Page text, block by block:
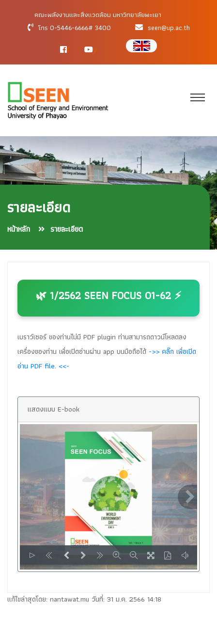
คณะพลังงานและสิ่งแวดล้อม มหาวิทยาลัยพะเยา
โทร 0-5446-6666# 3400
seen@up.ac.th
f y
รายละเอียด
หน้าหลัก รายละเอียด
🌿 1/2562 SEEN FOCUS 01-62 ⚡
เบราว์เซอร์ ของท่านไม่มี PDF plugin ท่านสามารถดาวน์โหลดลง
เครื่องของท่าน เพื่อเปิดอ่านผ่าน app บนมือถือได้ ->> คลิ๊ก เพื่อเปิด
อ่าน PDF file. <<-
แสดงแบบ E-book
แก้ไขล่าสุดโดย: nantawat.mu วันที่: 31 ม.ค. 2566 14:18